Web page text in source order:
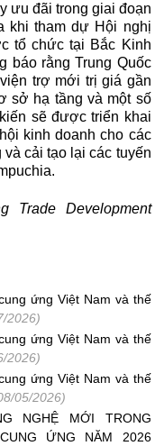
ưu đãi trong giai đoạn
khi tham dự Hội nghị
tổ chức tại Bắc Kinh
báo rằng Trung Quốc
trợ mới trị giá gần
sở hạ tầng và một số
​​sẽ được triển khai
kinh doanh cho các
cải tạo lại các tuyến
Trade Development
ứng Việt Nam và thế
2026)
ứng Việt Nam và thế
2026)
ứng Việt Nam và thế
05/2026)
NGHỆ MỚI TRONG
ỨNG NĂM 2026